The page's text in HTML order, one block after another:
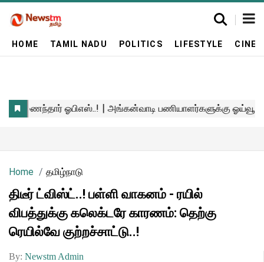
HOME TAMIL NADU POLITICS LIFESTYLE
Home தமிழ்நாடு
திடீர் ட்விஸ்ட்..! பள்ளி வாகனம் - ரயில்
விபத்துக்கு கலெக்டரே காரணம்: தெற்கு
ரெயில்வே குற்றச்சாட்டு..!
By: Newstm Admin